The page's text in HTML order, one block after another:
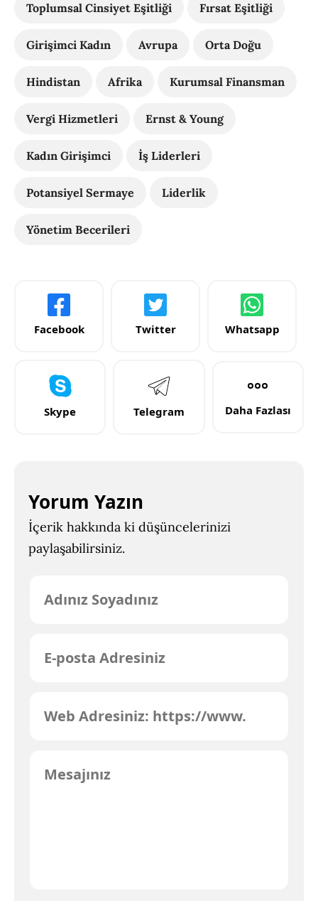
Toplumsal Cinsiyet Eşitliği Fırsat Eşitliği
Girişimci Kadın Avrupa Orta Doğu
Hindistan Afrika Kurumsal Finansman
Vergi Hizmetleri Ernst & Young
Kadın Girişimci İş Liderleri
Potansiyel Sermaye Liderlik
Yönetim Becerileri
Facebook Twitter Whatsapp
Skype Telegram Daha Fazlası
Yorum Yazın
İçerik hakkında ki düşüncelerinizi
paylaşabilirsiniz.